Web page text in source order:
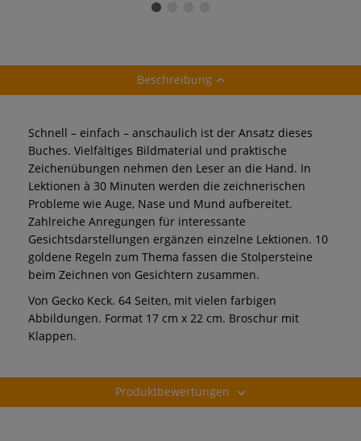
Beschreibung
Schnell – einfach – anschaulich ist der Ansatz dieses
Buches. Vielfältiges Bildmaterial und praktische
Zeichenübungen nehmen den Leser an die Hand. In
Lektionen à 30 Minuten werden die zeichnerischen
Probleme wie Auge, Nase und Mund aufbereitet.
Zahlreiche Anregungen für interessante
Gesichtsdarstellungen ergänzen einzelne Lektionen. 10
goldene Regeln zum Thema fassen die Stolpersteine
beim Zeichnen von Gesichtern zusammen.
Von Gecko Keck. 64 Seiten, mit vielen farbigen
Abbildungen. Format 17 cm x 22 cm. Broschur mit
Klappen.
Produktbewertungen